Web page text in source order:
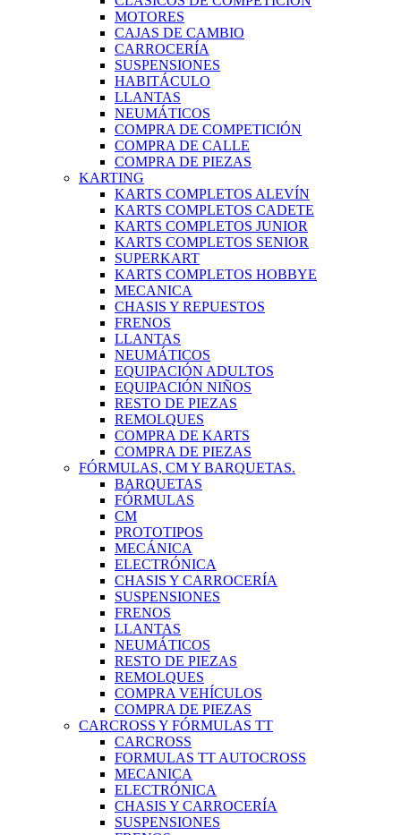
MOTORES
CAJAS DE CAMBIO
CARROCERÍA
SUSPENSIONES
HABITÁCULO
LLANTAS
NEUMÁTICOS
COMPRA DE COMPETICIÓN
COMPRA DE CALLE
COMPRA DE PIEZAS
KARTING
KARTS COMPLETOS ALEVÍN
KARTS COMPLETOS CADETE
KARTS COMPLETOS JUNIOR
KARTS COMPLETOS SENIOR
SUPERKART
KARTS COMPLETOS HOBBYE
MECANICA
CHASIS Y REPUESTOS
FRENOS
LLANTAS
NEUMÁTICOS
EQUIPACIÓN ADULTOS
EQUIPACIÓN NIÑOS
RESTO DE PIEZAS
REMOLQUES
COMPRA DE KARTS
COMPRA DE PIEZAS
FÓRMULAS, CM Y BARQUETAS.
BARQUETAS
FÓRMULAS
CM
PROTOTIPOS
MECÁNICA
ELECTRÓNICA
CHASIS Y CARROCERÍA
SUSPENSIONES
FRENOS
LLANTAS
NEUMÁTICOS
RESTO DE PIEZAS
REMOLQUES
COMPRA VEHÍCULOS
COMPRA DE PIEZAS
CARCROSS Y FÓRMULAS TT
CARCROSS
FORMULAS TT AUTOCROSS
MECANICA
ELECTRÓNICA
CHASIS Y CARROCERÍA
SUSPENSIONES